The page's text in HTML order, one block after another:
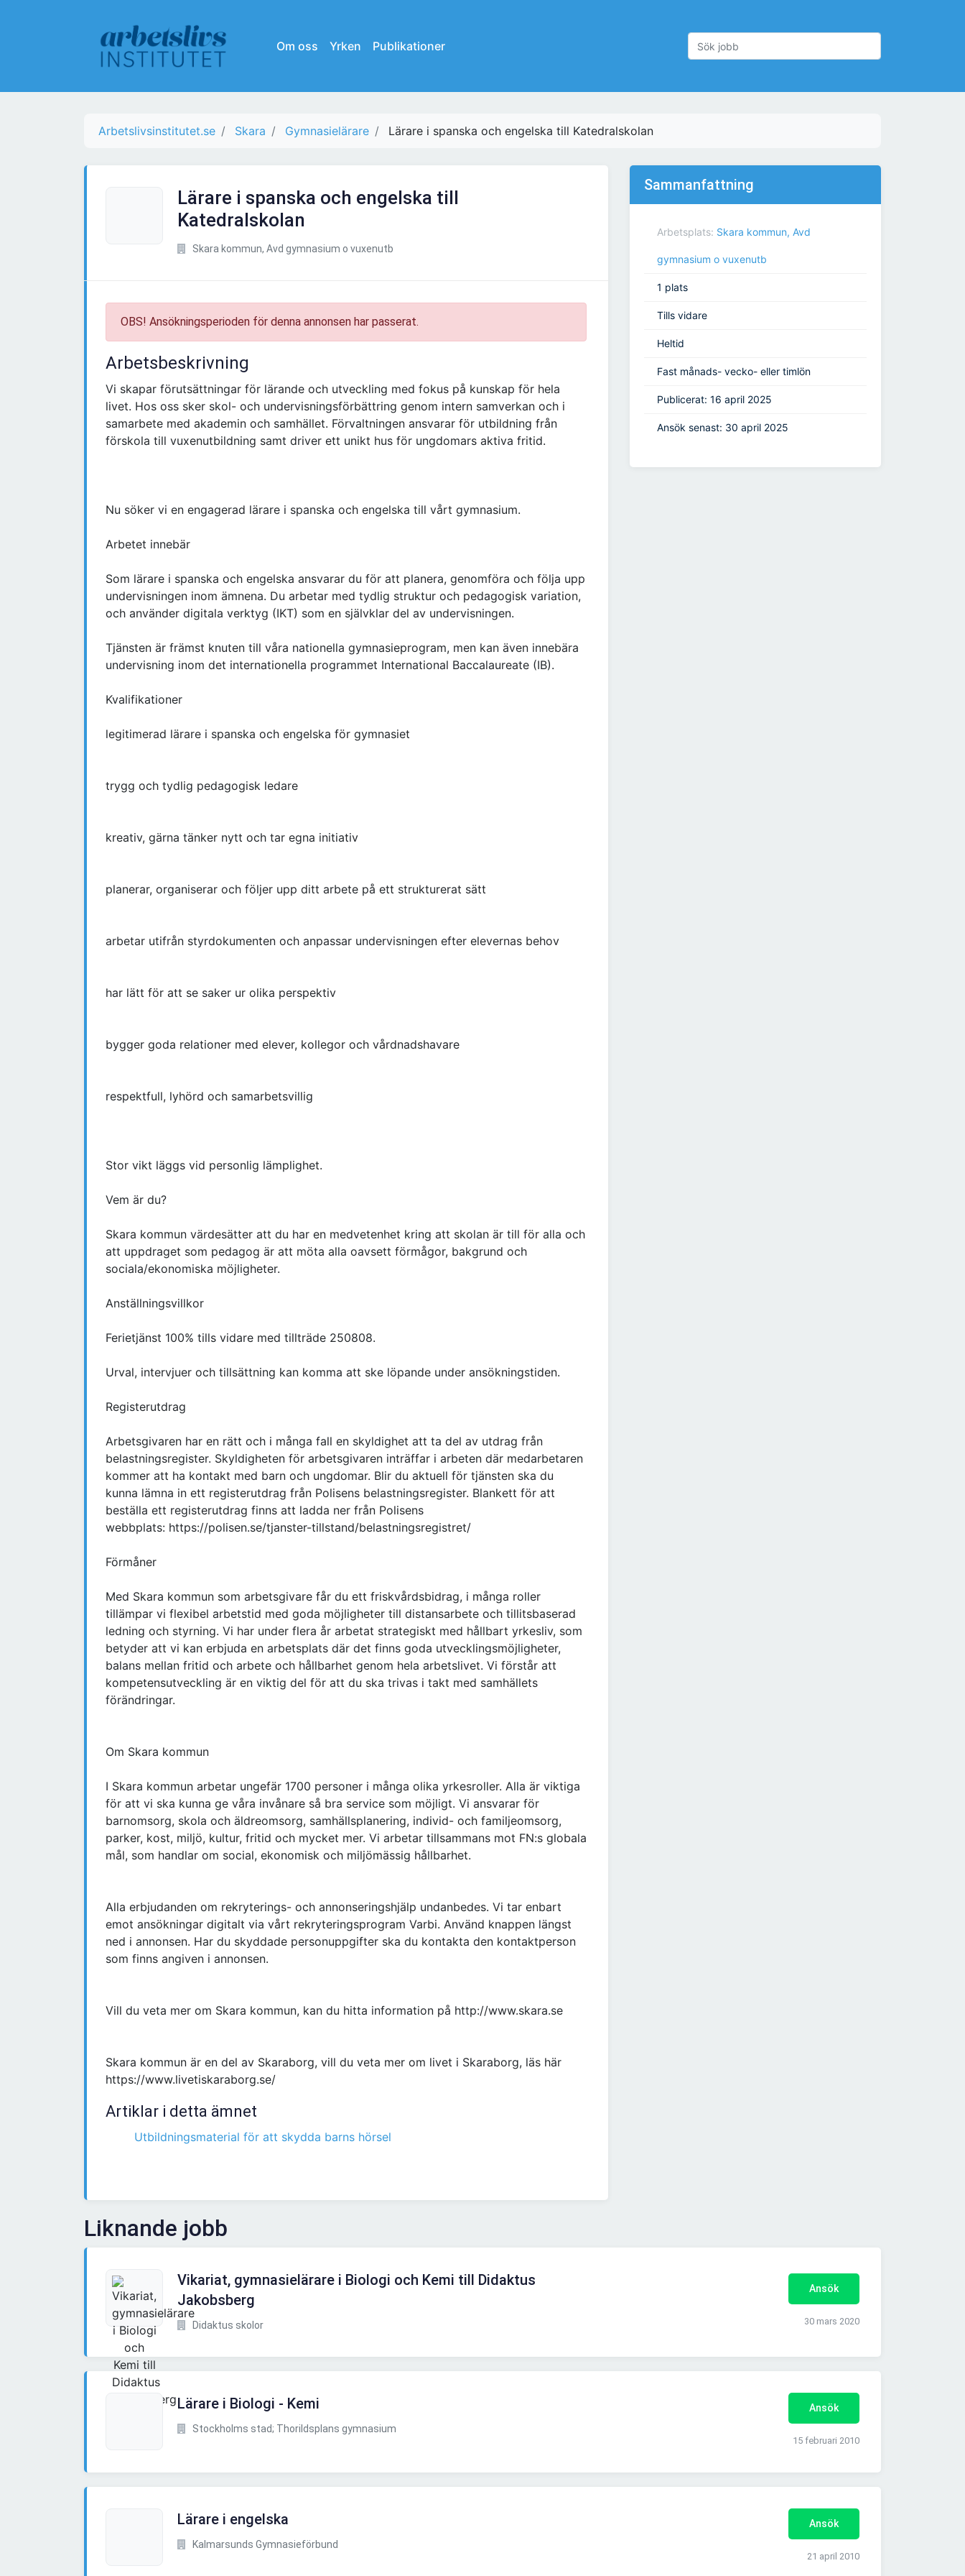
Om oss Yrken Publikationer
Arbetslivsinstitutet.se Skara Gymnasielärare Lärare i spanska och engelska till Katedralskolan
Lärare i spanska och engelska till
Katedralskolan
Skara kommun, Avd gymnasium o vuxenutb
OBS! Ansökningsperioden för denna annonsen har passerat.
Arbetsbeskrivning
Vi skapar förutsättningar för lärande och utveckling med fokus på kunskap för hela
livet. Hos oss sker skol- och undervisningsförbättring genom intern samverkan och i
samarbete med akademin och samhället. Förvaltningen ansvarar för utbildning från
förskola till vuxenutbildning samt driver ett unikt hus för ungdomars aktiva fritid.
Nu söker vi en engagerad lärare i spanska och engelska till vårt gymnasium.
Arbetet innebär
Som lärare i spanska och engelska ansvarar du för att planera, genomföra och följa upp
undervisningen inom ämnena. Du arbetar med tydlig struktur och pedagogisk variation,
och använder digitala verktyg (IKT) som en självklar del av undervisningen.
Tjänsten är främst knuten till våra nationella gymnasieprogram, men kan även innebära
undervisning inom det internationella programmet International Baccalaureate (IB).
Kvalifikationer
legitimerad lärare i spanska och engelska för gymnasiet
trygg och tydlig pedagogisk ledare
kreativ, gärna tänker nytt och tar egna initiativ
planerar, organiserar och följer upp ditt arbete på ett strukturerat sätt
arbetar utifrån styrdokumenten och anpassar undervisningen efter elevernas behov
har lätt för att se saker ur olika perspektiv
bygger goda relationer med elever, kollegor och vårdnadshavare
respektfull, lyhörd och samarbetsvillig
Stor vikt läggs vid personlig lämplighet.
Vem är du?
Skara kommun värdesätter att du har en medvetenhet kring att skolan är till för alla och
att uppdraget som pedagog är att möta alla oavsett förmågor, bakgrund och
sociala/ekonomiska möjligheter.
Anställningsvillkor
Ferietjänst 100% tills vidare med tillträde 250808.
Urval, intervjuer och tillsättning kan komma att ske löpande under ansökningstiden.
Registerutdrag
Arbetsgivaren har en rätt och i många fall en skyldighet att ta del av utdrag från
belastningsregister. Skyldigheten för arbetsgivaren inträffar i arbeten där medarbetaren
kommer att ha kontakt med barn och ungdomar. Blir du aktuell för tjänsten ska du
kunna lämna in ett registerutdrag från Polisens belastningsregister. Blankett för att
beställa ett registerutdrag finns att ladda ner från Polisens
webbplats: https://polisen.se/tjanster-tillstand/belastningsregistret/
Förmåner
Med Skara kommun som arbetsgivare får du ett friskvårdsbidrag, i många roller
tillämpar vi flexibel arbetstid med goda möjligheter till distansarbete och tillitsbaserad
ledning och styrning. Vi har under flera år arbetat strategiskt med hållbart yrkesliv, som
betyder att vi kan erbjuda en arbetsplats där det finns goda utvecklingsmöjligheter,
balans mellan fritid och arbete och hållbarhet genom hela arbetslivet. Vi förstår att
kompetensutveckling är en viktig del för att du ska trivas i takt med samhällets
förändringar.
Om Skara kommun
I Skara kommun arbetar ungefär 1700 personer i många olika yrkesroller. Alla är viktiga
för att vi ska kunna ge våra invånare så bra service som möjligt. Vi ansvarar för
barnomsorg, skola och äldreomsorg, samhällsplanering, individ- och familjeomsorg,
parker, kost, miljö, kultur, fritid och mycket mer. Vi arbetar tillsammans mot FN:s globala
mål, som handlar om social, ekonomisk och miljömässig hållbarhet.
Alla erbjudanden om rekryterings- och annonseringshjälp undanbedes. Vi tar enbart
emot ansökningar digitalt via vårt rekryteringsprogram Varbi. Använd knappen längst
ned i annonsen. Har du skyddade personuppgifter ska du kontakta den kontaktperson
som finns angiven i annonsen.
Vill du veta mer om Skara kommun, kan du hitta information på http://www.skara.se
Skara kommun är en del av Skaraborg, vill du veta mer om livet i Skaraborg, läs här
https://www.livetiskaraborg.se/
Artiklar i detta ämnet
Utbildningsmaterial för att skydda barns hörsel
Sammanfattning
Arbetsplats: Skara kommun, Avd
gymnasium o vuxenutb
1 plats
Tills vidare
Heltid
Fast månads- vecko- eller timlön
Publicerat: 16 april 2025
Ansök senast: 30 april 2025
Liknande jobb
Vikariat, gymnasielärare i Biologi och Kemi till Didaktus
Jakobsberg
Didaktus skolor
Ansök
30 mars 2020
Lärare i Biologi - Kemi
Stockholms stad; Thorildsplans gymnasium
Ansök
15 februari 2010
Lärare i engelska
Kalmarsunds Gymnasieförbund
Ansök
21 april 2010